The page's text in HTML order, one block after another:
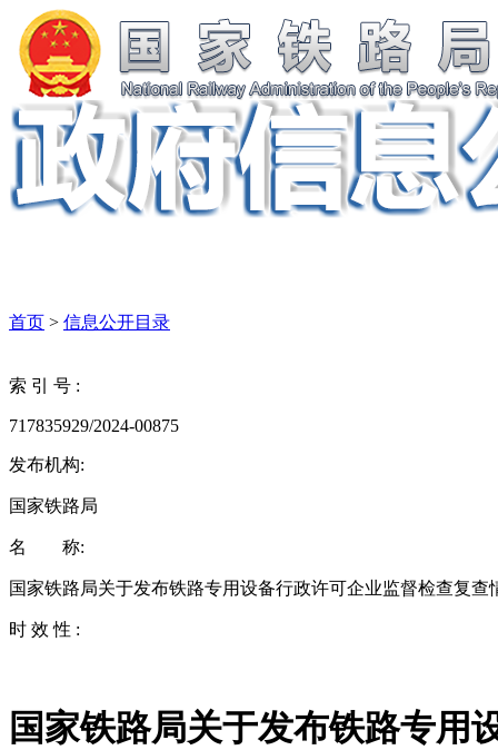
首页 > 信息公开目录
索 引 号 :
717835929/2024-00875
发布机构:
国家铁路局
名 称:
国家铁路局关于发布铁路专用设备行政许可企业监督检查复查
时 效 性 :
国家铁路局关于发布铁路专用